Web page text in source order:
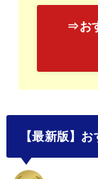
⇒お
【最新版】